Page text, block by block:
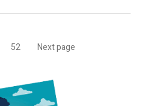
Page
52 Next page